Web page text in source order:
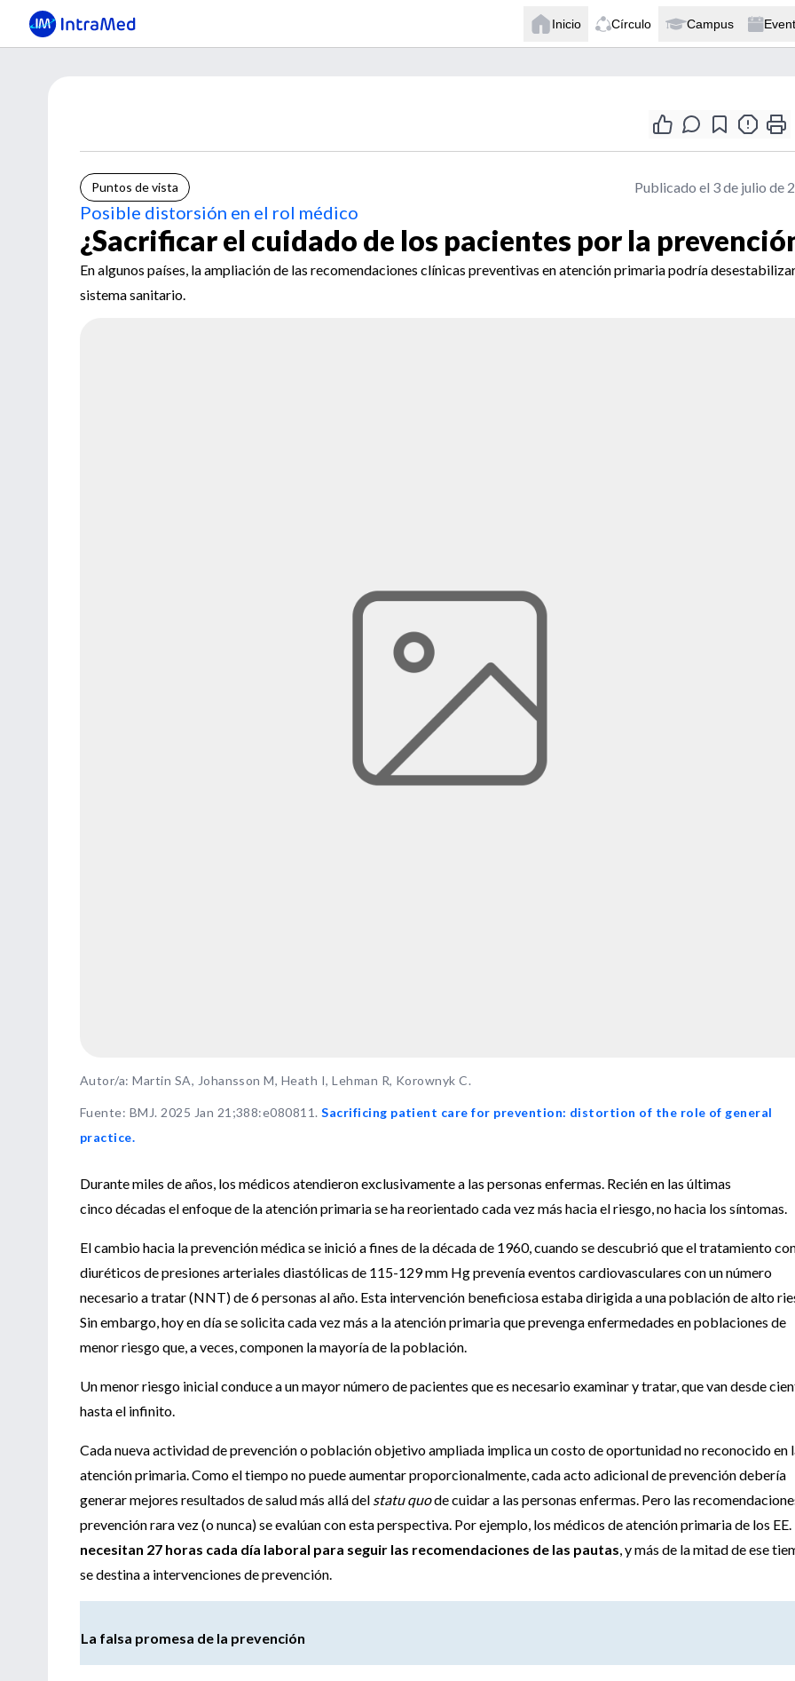
Inicio Círculo Campus
Puntos de vista Publicado el 3 de julio de
Posible distorsión en el rol médico
¿Sacrificar el cuidado de los pacientes por la
En algunos países, la ampliación de las recomendaciones clínicas preventivas en atención primaria podría
sistema sanitario.
Autor/a: Martin SA, Johansson M, Heath I, Lehman R, Korownyk C.
Fuente: BMJ. 2025 Jan 21;388:e080811. Sacrificing patient care for prevention: distortion of the role of general
practice.
Durante miles de años, los médicos atendieron exclusivamente a las personas enfermas. Recién en las últimas
cinco décadas el enfoque de la atención primaria se ha reorientado cada vez más hacia el riesgo, no hacia los síntomas.
El cambio hacia la prevención médica se inició a fines de la década de 1960, cuando se descubrió que el tratamiento
diuréticos de presiones arteriales diastólicas de 115-129 mm Hg prevenía eventos cardiovasculares con un número
necesario a tratar (NNT) de 6 personas al año. Esta intervención beneficiosa estaba dirigida a una población de alto
Sin embargo, hoy en día se solicita cada vez más a la atención primaria que prevenga enfermedades en poblaciones de
menor riesgo que, a veces, componen la mayoría de la población.
Un menor riesgo inicial conduce a un mayor número de pacientes que es necesario examinar y tratar, que van desde
hasta el infinito.
Cada nueva actividad de prevención o población objetivo ampliada implica un costo de oportunidad no reconocido en
atención primaria. Como el tiempo no puede aumentar proporcionalmente, cada acto adicional de prevención debería
generar mejores resultados de salud más allá del statu quode cuidar a las personas enfermas. Pero las
prevención rara vez (o nunca) se evalúan con esta perspectiva. Por ejemplo, los médicos de atención primaria de los EE.
necesitan 27 horas cada día laboral para seguir las recomendaciones de las pautas , y más de la mitad de ese
se destina a intervenciones de prevención.
La falsa promesa de la prevención